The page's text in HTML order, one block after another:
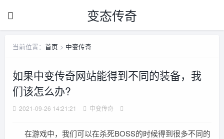
变态传奇
当前位置： 首页 > 中变传奇
如果中变传奇网站能得到不同的装备，我
们该怎么办?
2021-09-26 14:21:21 中变传奇
在游戏中，我们可以在杀死BOSS的时候得到很多不同的